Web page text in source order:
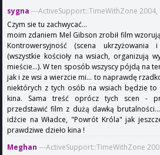
sygna ---ActiveSupport::TimeWithZone 2004,
Czym sie tu zachwycać...
moim zdaniem Mel Gibson zrobił film
Kontrowersyjność (scena ukrzyżowania
(wszystkie kościoły na wsiach, organizują
mieście...). W ten sposób wszyscy pójdą na
jak i ze wsi a wierzcie mi... to naprawdę
niektórych z tych osób na wsiach będzie
kina. Sama treść oprócz tych scen -
przedstawić film z dużą dawką
idźcie na Władce, "Powrót Króla" jak
prawdziwe dzieło kina !
Meghan ---ActiveSupport::TimeWithZone